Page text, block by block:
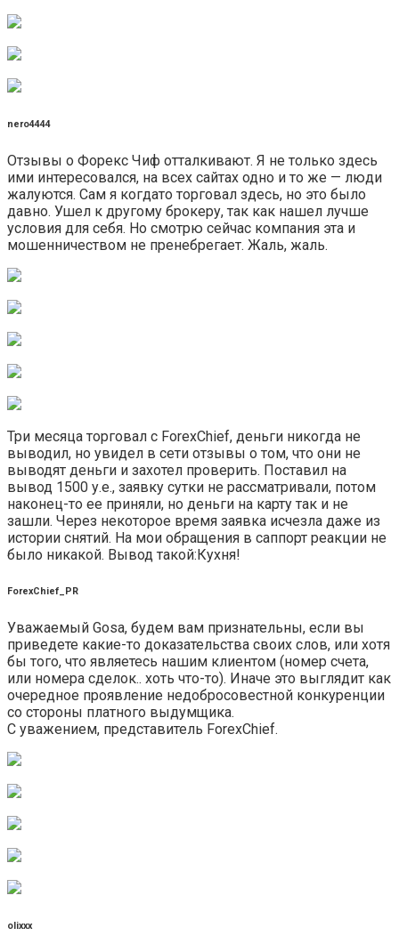
nero4444
Отзывы о Форекс Чиф отталкивают. Я не только здесь
ими интересовался, на всех сайтах одно и то же — люди
жалуются. Сам я когдато торговал здесь, но это было
давно. Ушел к другому брокеру, так как нашел лучше
условия для себя. Но смотрю сейчас компания эта и
мошенничеством не пренебрегает. Жаль, жаль.
Три месяца торговал с ForexChief, деньги никогда не
выводил, но увидел в сети отзывы о том, что они не
выводят деньги и захотел проверить. Поставил на
вывод 1500 у.е., заявку сутки не рассматривали, потом
наконец-то ее приняли, но деньги на карту так и не
зашли. Через некоторое время заявка исчезла даже из
истории снятий. На мои обращения в саппорт реакции не
было никакой. Вывод такой:Кухня!
ForexChief_PR
Уважаемый Gosa, будем вам признательны, если вы
приведете какие-то доказательства своих слов, или хотя
бы того, что являетесь нашим клиентом (номер счета,
или номера сделок.. хоть что-то). Иначе это выглядит как
очередное проявление недобросовестной конкуренции
со стороны платного выдумщика.
С уважением, представитель ForexChief.
olixxx